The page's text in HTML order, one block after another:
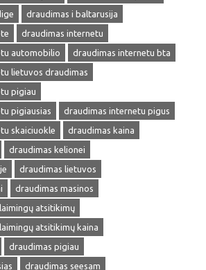
draudimas i baltarusija
draudimas internetu
automobilio
draudimas internetu bta
lietuvos draudimas
pigiau
pigiausias
draudimas internetu pigus
skaiciuokle
draudimas kaina
draudimas kelionei
draudimas lietuvos
draudimas masinos
atsitikimų
atsitikimų kaina
draudimas pigiau
draudimas seesam